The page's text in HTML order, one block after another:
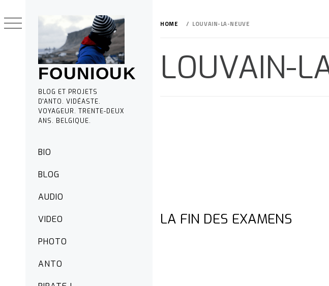
FOUNIOUK
BLOG ET PROJETS
D'ANTO. VIDÉASTE.
VOYAGEUR. TRENTE-DEUX
ANS. BELGIQUE.
Primary
Menu
BIO
BLOG
AUDIO
VIDEO
PHOTO
ANTO
to
content
HOME LOUVAIN-LA-NEUVE
LOUVAIN-
LA FIN DES EXAMENS